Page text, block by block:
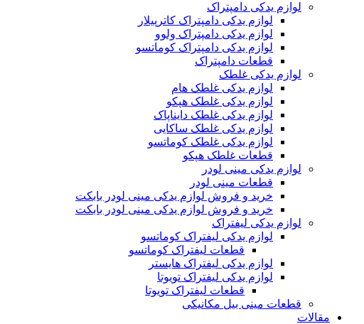
لوازم یدکی دامپتراک
لوازم یدکی دامپتراک کاترپیلار
لوازم یدکی دامپتراک ولوو
لوازم یدکی دامپتراک کوماتسو
قطعات دامپتراک
لوازم یدکی غلطک
لوازم یدکی غلطک هام
لوازم یدکی غلطک هپکو
لوازم یدکی غلطک دایناپاک
لوازم یدکی غلطک ساکایی
لوازم یدکی غلطک کوماتسو
قطعات غلطک هپکو
لوازم یدکی مینی لودر
قطعات مینی لودر
خرید و فروش لوازم یدکی مینی لودر بابکت
خرید و فروش لوازم یدکی مینی لودر بابکت
لوازم یدکی لیفتراک
لوازم یدکی لیفتراک کوماتسو
قطعات لیفتراک کوماتسو
لوازم یدکی لیفتراک هایستر
لوازم یدکی لیفتراک تویوتا
قطعات لیفتراک تویوتا
قطعات مینی بیل مکانیکی
مقالات